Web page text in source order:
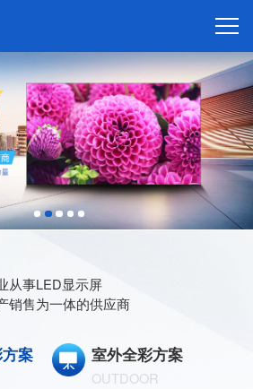
从事LED显示屏
销售为一体的供应商
案 室外全彩方案
OUTDOOR